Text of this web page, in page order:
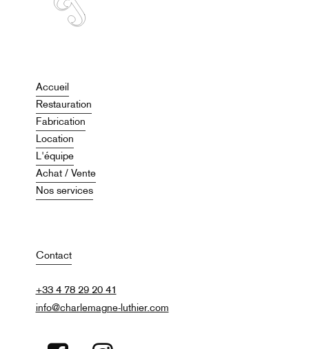
Accueil
Restauration
Fabrication
Location
L'équipe
Achat / Vente
Nos services
Contact
+33 4 78 29 20 41
info@charlemagne-luthier.com